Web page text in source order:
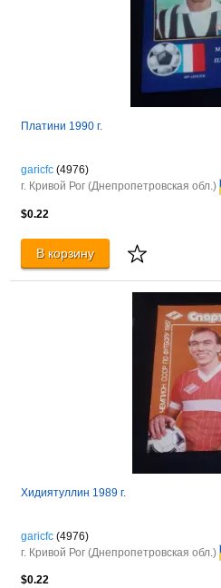
Платини 1990 г.
garicfc (4976)
г. Кривой Рог (Днепропетровская обл.)
$0.22
В корзину
Хидиятуллин 1989 г.
garicfc (4976)
г. Кривой Рог (Днепропетровская обл.)
$0.22